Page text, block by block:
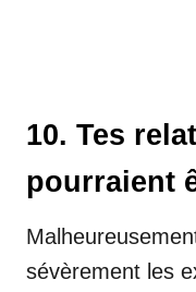
10. Tes
pourraient
sévèrement les